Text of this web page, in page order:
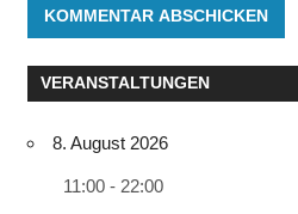
VERANSTALTUNGEN
8. August 2026
11:00 - 22:00